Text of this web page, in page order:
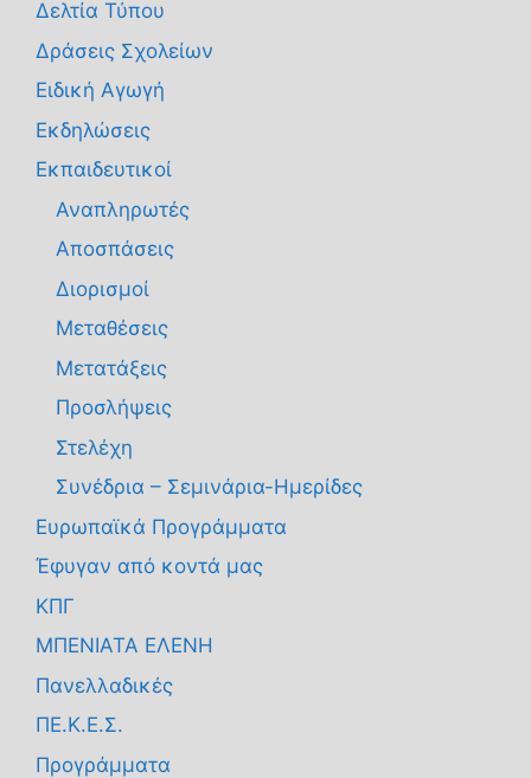
Δελτία Τύπου
Δράσεις Σχολείων
Ειδική Αγωγή
Εκδηλώσεις
Εκπαιδευτικοί
Αναπληρωτές
Αποσπάσεις
Διορισμοί
Μεταθέσεις
Μετατάξεις
Προσλήψεις
Στελέχη
Συνέδρια – Σεμινάρια-Ημερίδες
Ευρωπαϊκά Προγράμματα
Έφυγαν από κοντά μας
ΚΠΓ
ΜΠΕΝΙΑΤΑ ΕΛΕΝΗ
Πανελλαδικές
ΠΕ.Κ.Ε.Σ.
Προγράμματα